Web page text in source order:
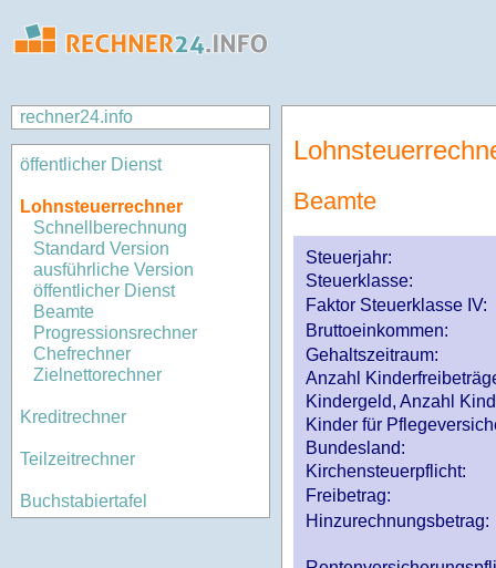
rechner24.info
öffentlicher Dienst
Lohnsteuerrechner
Schnellberechnung
Standard Version
ausführliche Version
öffentlicher Dienst
Beamte
Progressionsrechner
Chefrechner
Zielnettorechner
Kreditrechner
Teilzeitrechner
Buchstabiertafel
Beamte
Steuerjahr:
Steuerklasse:
Faktor Steuerklasse IV:
Bruttoeinkommen:
Gehaltszeitraum:
Anzahl
Kindergeld, Anzahl
Kinder für
Bundesland:
Kirchensteuerpflicht:
Freibetrag:
Hinzurechnungsbetrag: